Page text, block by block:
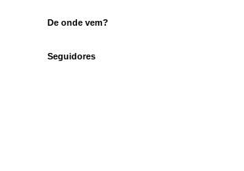
De onde vem?
Seguidores